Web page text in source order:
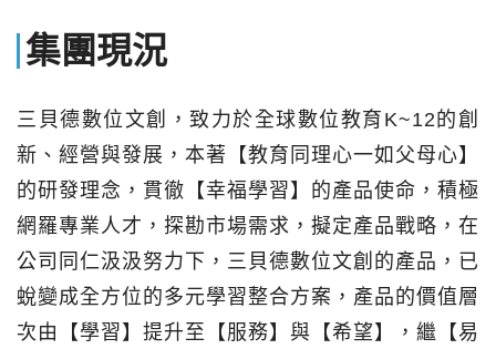
集團現況
三貝德數位文創，致力於全球數位教育K~12的創
新、經營與發展，本著【教育同理心一如父母心】
的研發理念，貫徹【幸福學習】的產品使命，積極
網羅專業人才，探勘市場需求，擬定產品戰略，在
公司同仁汲汲努力下，三貝德數位文創的產品，已
蛻變成全方位的多元學習整合方案，產品的價值層
次由【學習】提升至【服務】與【希望】，繼【易